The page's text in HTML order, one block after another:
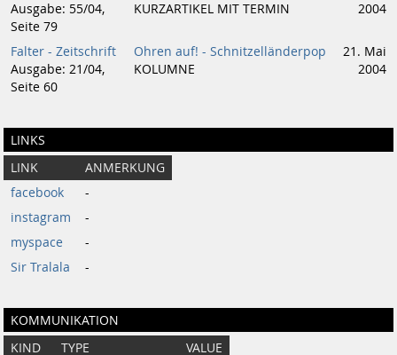
Ausgabe: 55/04,
Seite 79
KURZARTIKEL MIT TERMIN
2004
Falter - Zeitschrift
Ausgabe: 21/04,
Seite 60
Ohren auf! - Schnitzelländerpop
KOLUMNE
21. Mai
2004
LINKS
LINK
ANMERKUNG
facebook
-
instagram
-
myspace
-
Sir Tralala
-
KOMMUNIKATION
KIND TYPE VALUE